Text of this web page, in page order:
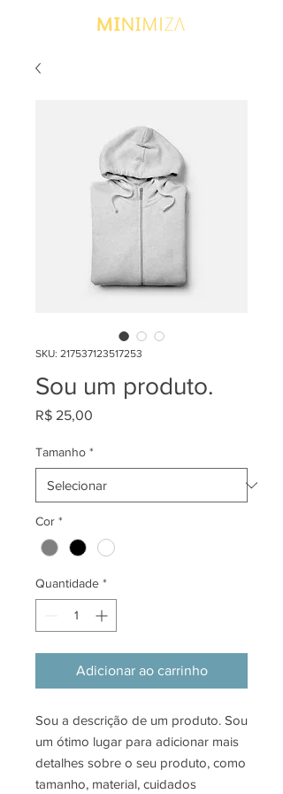
SKU: 217537123517253
Sou um produto.
R$ 25,00
Tamanho *
Cor *
Quantidade *
Adicionar ao carrinho
Sou a descrição de um produto. Sou
um ótimo lugar para adicionar mais
detalhes sobre o seu produto, como
tamanho, material, cuidados